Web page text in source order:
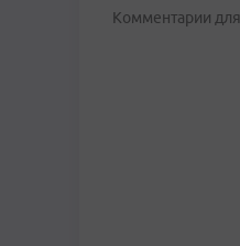
Комментарии для